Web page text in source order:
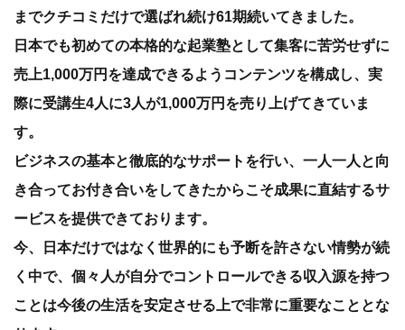
までクチコミだけで選ばれ続け61期続いてきました。
日本でも初めての本格的な起業塾として集客に苦労せずに
売上1,000万円を達成できるようコンテンツを構成し、実
際に受講生4人に3人が1,000万円を売り上げてきていま
す。
ビジネスの基本と徹底的なサポートを行い、一人一人と向
き合ってお付き合いをしてきたからこそ成果に直結するサ
ービスを提供できております。
今、日本だけではなく世界的にも予断を許さない情勢が続
く中で、個々人が自分でコントロールできる収入源を持つ
ことは今後の生活を安定させる上で非常に重要なこととな